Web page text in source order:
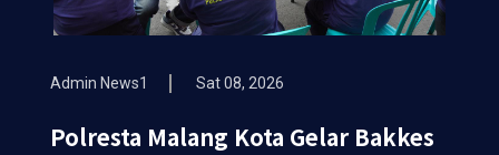
Admin News1 Sat 08, 2026
Polresta Malang Kota Gelar Bakkes